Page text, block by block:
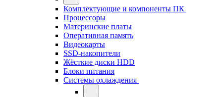
Комплектующие и компоненты ПК
Процессоры
Материнские платы
Оперативная память
Видеокарты
SSD-накопители
Жёсткие диски HDD
Блоки питания
Системы охлаждения